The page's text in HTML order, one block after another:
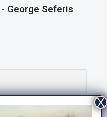
George Seferis
τα νέα και